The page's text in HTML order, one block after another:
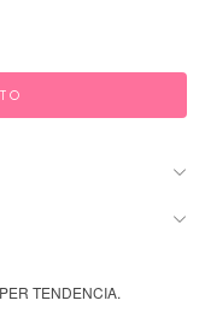
TENDENCIA.